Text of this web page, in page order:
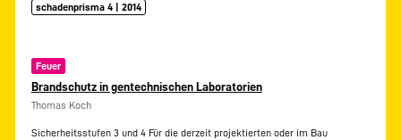
schadenprisma 4 | 2014
Feuer
Brandschutz in gentechnischen Laboratorien
Thomas Koch
Sicherheitsstufen 3 und 4 Für die derzeit projektierten oder im Bau